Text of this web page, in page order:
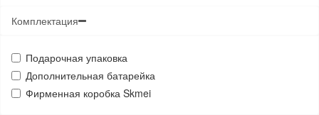
Комплектация
Подарочная упаковка
Дополнительная батарейка
Фирменная коробка Skmei